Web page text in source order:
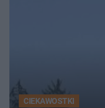
CIEKAWOSTKI